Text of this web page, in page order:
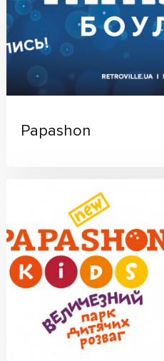
Papashon